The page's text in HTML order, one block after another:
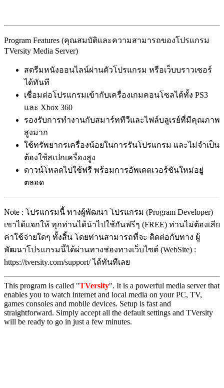
Program Features (คุณสมบัติและความสามารถของโปรแกรม
TVersity Media Server)
สตรีมหนังออนไลน์ผ่านตัวโปรแกรม หรือเว็บบราวเซอร์
ได้ทันที
เชื่อมต่อโปรแกรมเข้ากับเครื่องเกมคอนโซลได้ทั้ง PS3
และ Xbox 360
รองรับการทำงานกับสมาร์ททีวีและไฟล์บลูเรย์ที่มีคุณภาพ
สูงมาก
ใช้ทรัพยากรเครื่องน้อยในการรันโปรแกรม และไม่จำเป็น
ต้องใช้สเปกเครื่องสูง
ดาวน์โหลดไปใช้ฟรี พร้อมการอัพเดตเวอร์ชันใหม่อยู่
ตลอด
Note : โปรแกรมนี้ ทางผู้พัฒนา โปรแกรม (Program Developer)
เขาได้แจกให้ ทุกท่านได้นำไปใช้กันฟรีๆ (FREE) ท่านไม่ต้องเสีย
ค่าใช้จ่ายใดๆ ทั้งสิ้น โดยท่านสามารถที่จะ ติดต่อกับทาง ผู้
พัฒนาโปรแกรมนี้ได้ผ่านทางช่องทางเว็บไซต์ (WebSite) :
https://tversity.com/support/ ได้ทันทีเลย
This program is called "TVersity". It is a powerful media server that
enables you to watch internet and local media on your PC, TV,
games consoles and mobile devices. Setup is fast and
straightforward. Simply accept all the default settings and TVersity
will be ready to go in just a few minutes.